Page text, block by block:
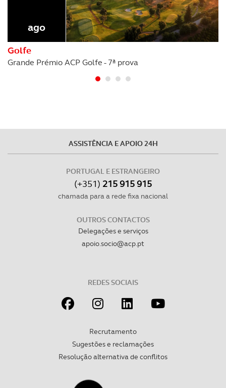
ago
Golfe
Grande Prémio ACP Golfe - 7ª prova
ASSISTÊNCIA E APOIO 24H
PORTUGAL E ESTRANGEIRO
(+351) 215 915 915
chamada para a rede fixa nacional
OUTROS CONTACTOS
Delegações e serviços
apoio.socio@acp.pt
REDES SOCIAIS
Recrutamento
Sugestões e reclamações
Resolução alternativa de conflitos